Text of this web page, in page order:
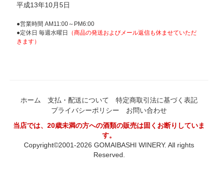
平成13年10月5日
●営業時間 AM11:00～PM6:00
●定休日 毎週水曜日
（商品の発送およびメール返信も休ませていただ
きます）
ホーム 支払・配送について
特定商取引法に基づく表記
プライバシーポリシー
お問い合わせ
当店では、20歳未満の方への酒類の販売は固くお断りしていま
す。
Copyright©2001-2026 GOMAIBASHI WINERY. All rights
Reserved.